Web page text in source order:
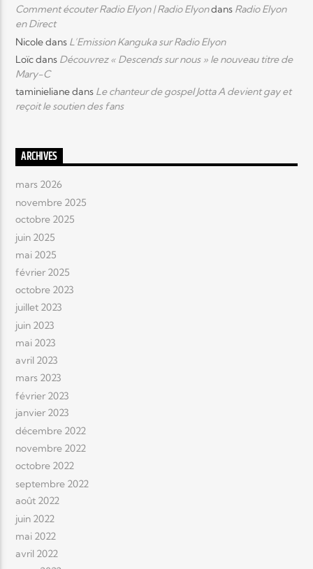
Comment écouter Radio Elyon | Radio Elyondans Radio Elyon
en Direct
Nicoledans L’Emission Kanguka sur Radio Elyon
Loïcdans Découvrez « Descends sur nous » le nouveau titre de
Mary-C
taminielianedans Le chanteur de gospel Jotta A devient gay et
reçoit le soutien des fans
ARCHIVES
mars 2026
novembre 2025
octobre 2025
juin 2025
mai 2025
février 2025
octobre 2023
juillet 2023
juin 2023
mai 2023
avril 2023
mars 2023
février 2023
janvier 2023
décembre 2022
novembre 2022
octobre 2022
septembre 2022
août 2022
juin 2022
mai 2022
avril 2022